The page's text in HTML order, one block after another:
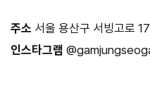
주소 서울 용산구 서빙고로
인스타그램